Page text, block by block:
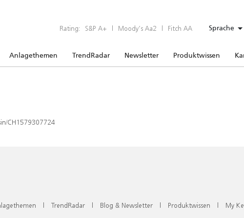
Rating: S&P A+ | Moody’s Aa2 | Fitch AA Sprache
Anlagethemen TrendRadar Newsletter Produktwissen
CH1579307724
| TrendRadar | Blog & Newsletter | Produktwissen | My